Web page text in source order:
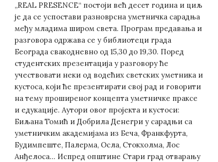
„REAL PRESENCE“ постоји већ десет година и циљ
је да се успостави разноврсна уметничка сарадња
међу младима широм света. Програм предавања и
разговора одржава се у библиотеци града
Београда свакодневно од 15,30 до 19,30. Поред
студентских презентација у разговору ће
учествовати неки од водећих светских уметника и
кустоса, који ће презентирати свој рад и говорити
на тему проширеног концепта уметничке праксе
и едукације. Аутори овог пројекта и кустоси:
Биљана Томић и Добрила Денегри у сарадњи са
уметничким академијама из Беча, Франкфурта,
Будимпеште, Палерма, Осла, Стокхолма, Лос
Анђелоса… Испред општине Стари град отварању